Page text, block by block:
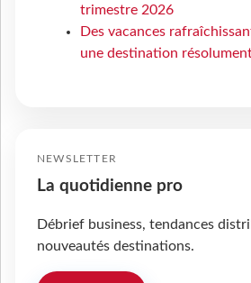
trimestre 2026
Des vacances
une destination
NEWSLETTER
La quotidienne pro
Débrief business, tendances
nouveautés destinations.